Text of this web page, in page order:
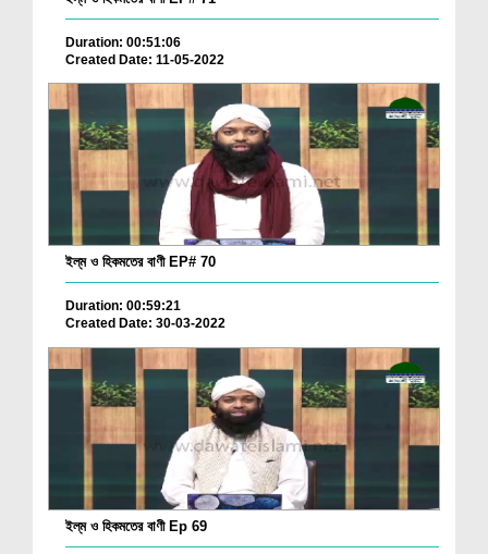
Duration: 00:51:06
Created Date: 11-05-2022
ইল্‌ম ও হিকমতের বাণী EP# 70
Duration: 00:59:21
Created Date: 30-03-2022
ইল্‌ম ও হিকমতের বাণী Ep 69